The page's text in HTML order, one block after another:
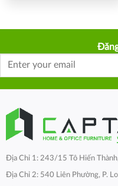
Địa Chỉ 1: 243/15 Tô Hiến
Địa Chỉ 2: 540 Liên Phường, P.